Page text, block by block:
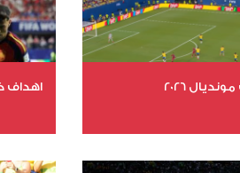
2026 اهداف
عدد